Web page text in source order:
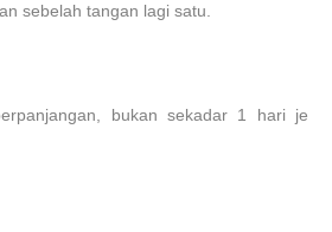
sebelah tangan lagi satu.
bukan sekadar 1 hari je